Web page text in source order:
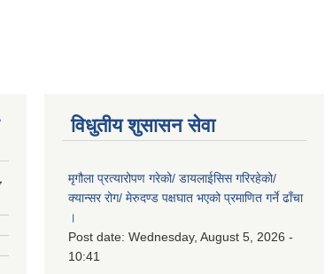
विधुतीय शुसासन सेवा
मृगौला प्रत्यारोपण गरेको/ डायलाईसिस गरिरहेको/
क्यान्सर रोग/ मेरुदण्ड पक्षघात भएको प्रमाणित गर्ने ढाँचा
।
Post date: Wednesday, August 5, 2026 -
10:41